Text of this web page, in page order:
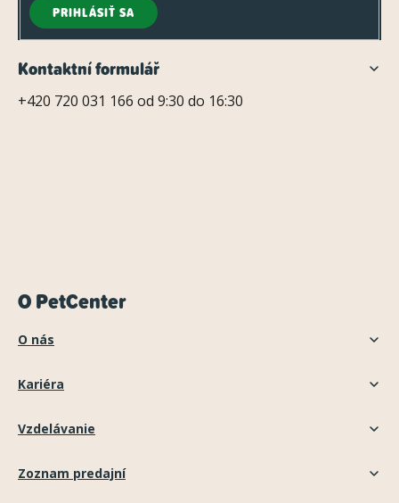
y
p
PRIHLÁSIŤ SA
Kontaktní formulář
+420 720 031 166 od 9:30 do 16:30
O PetCenter
O nás
Kariéra
Vzdelávanie
Zoznam predajní